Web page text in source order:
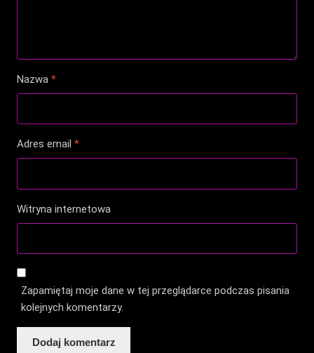
Nazwa*
Adres email*
Witryna internetowa
Zapamiętaj moje dane w tej przeglądarce podczas pisania
kolejnych komentarzy.